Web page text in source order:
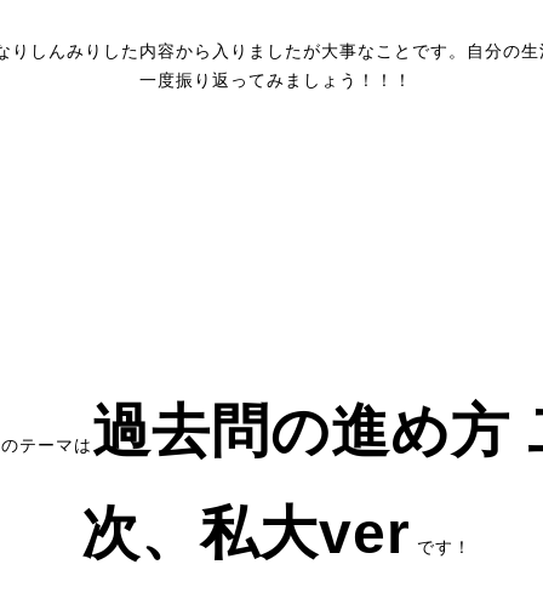
りしんみりした内容から入りましたが大事なことです。自分の
一度振り返ってみましょう！！！
テーマは過去問の進め方
次、私大ver です！